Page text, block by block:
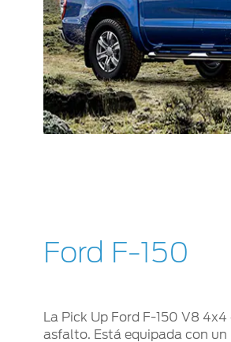
Ford F-150
La Pick Up Ford F-150 V8
asfalto. Está equipada con